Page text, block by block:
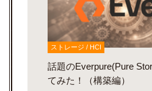
ストレージ / HCI
話題のEverpure(Pure
てみた！（構築編）